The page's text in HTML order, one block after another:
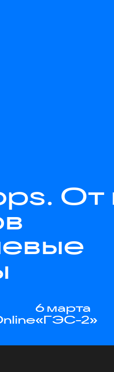
От
6 марта
«ГЭС-2»